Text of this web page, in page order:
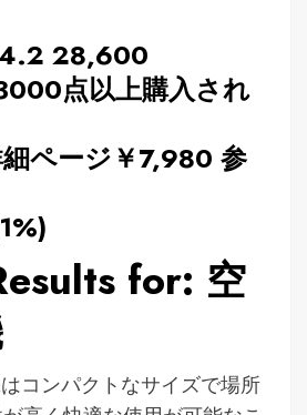
28,600
点以上購入され
ページ￥7,980 参
for: 空